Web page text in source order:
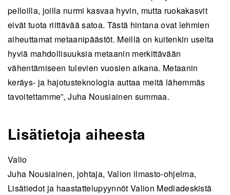
pelloilla, joilla nurmi kasvaa hyvin, mutta ruokakasvit
eivät tuota riittävää satoa. Tästä hintana ovat lehmien
aiheuttamat metaanipäästöt. Meillä on kuitenkin useita
hyviä mahdollisuuksia metaanin merkittävään
vähentämiseen tulevien vuosien aikana. Metaanin
keräys- ja hajotusteknologia auttaa meitä lähemmäs
tavoitettamme”, Juha Nousiainen summaa.
Lisätietoja aiheesta
Valio
Juha Nousiainen, johtaja, Valion ilmasto-ohjelma,
Lisätiedot ja haastattelupyynnöt Valion Mediadeskistä